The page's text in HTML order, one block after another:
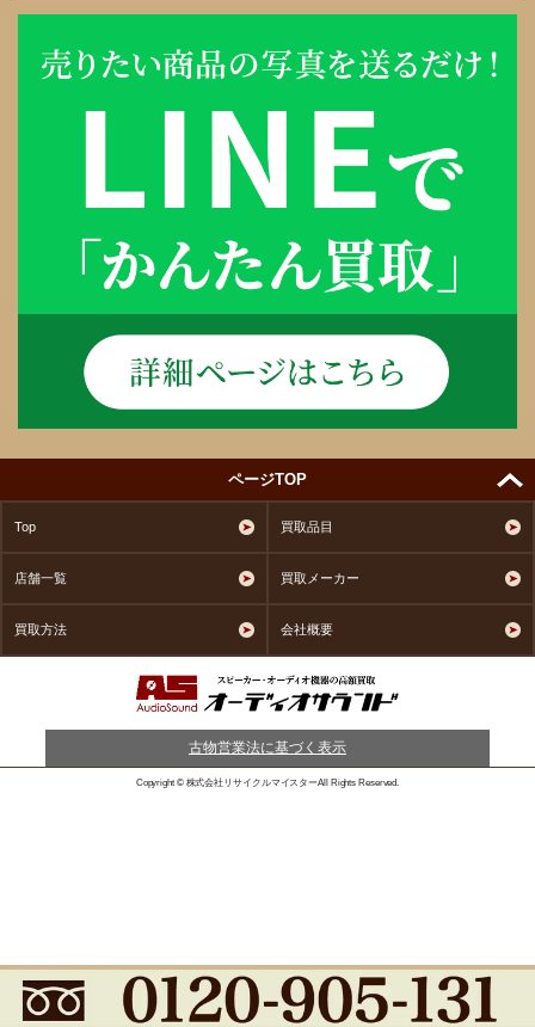
ページTOP
Top 買取品目
店舗一覧 買取メーカー
買取方法 会社概要
古物営業法に基づく表示
Copyright © 株式会社リサイクルマイスターAll Rights Reserved.